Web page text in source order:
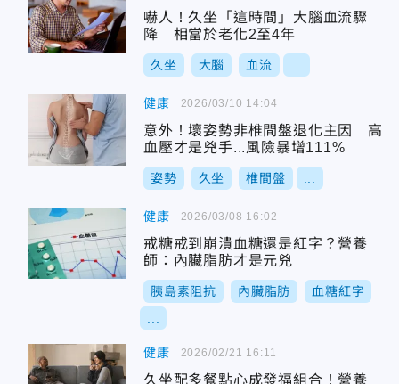
嚇人！久坐「這時間」大腦血流驟
降 相當於老化2至4年
久坐 大腦 血流
健康
意外！壞姿勢非椎間盤退化主因 高
血壓才是兇手...風險暴增111%
姿勢 久坐 椎間盤
2026/03/10 14:04
健康
戒糖戒到崩潰血糖還是紅字？營養
師：內臟脂肪才是元兇
胰島素阻抗 內臟脂肪 血糖紅字
2026/03/08 16:02
健康
久坐配多餐點心成發福組合！營養
2026/02/21 16:11